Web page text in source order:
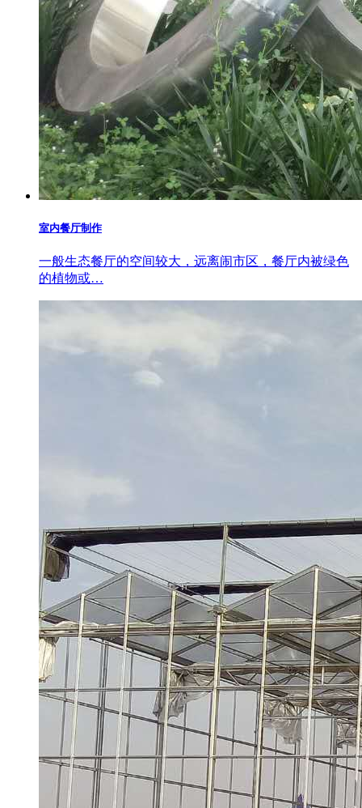
室内餐厅制作
一般生态餐厅的空间较大，远离闹市区，餐厅内被绿色
的植物或…